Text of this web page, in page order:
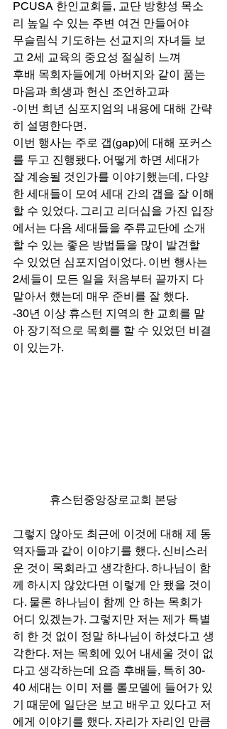
PCUSA 한인교회들, 교단 방향성 목소
리 높일 수 있는 주변 여건 만들어야
무슬림식 기도하는 선교지의 자녀들 보
고 2세 교육의 중요성 절실히 느껴
후배 목회자들에게 아버지와 같이 품는
마음과 희생과 헌신 조언하고파
-이번 희년 심포지엄의 내용에 대해 간략
히 설명한다면.
이번 행사는 주로 갭(gap)에 대해 포커스
를 두고 진행됐다. 어떻게 하면 세대가
잘 계승될 것인가를 이야기했는데, 다양
한 세대들이 모여 세대 간의 갭을 잘 이해
할 수 있었다. 그리고 리더십을 가진 입장
에서는 다음 세대들을 주류교단에 소개
할 수 있는 좋은 방법들을 많이 발견할
수 있었던 심포지엄이었다. 이번 행사는
2세들이 모든 일을 처음부터 끝까지 다
맡아서 했는데 매우 준비를 잘 했다.
-30년 이상 휴스턴 지역의 한 교회를 맡
아 장기적으로 목회를 할 수 있었던 비결
이 있는가.
휴스턴중앙장로교회 본당
그렇지 않아도 최근에 이것에 대해 제 동
역자들과 같이 이야기를 했다. 신비스러
운 것이 목회라고 생각한다. 하나님이 함
께 하시지 않았다면 이렇게 안 됐을 것이
다. 물론 하나님이 함께 안 하는 목회가
어디 있겠는가. 그렇지만 저는 제가 특별
히 한 것 없이 정말 하나님이 하셨다고 생
각한다. 저는 목회에 있어 내세울 것이 없
다고 생각하는데 요즘 후배들, 특히 30-
40 세대는 이미 저를 롤모델에 들어가 있
기 때문에 일단은 보고 배우고 있다고 저
에게 이야기를 했다. 자리가 자리인 만큼